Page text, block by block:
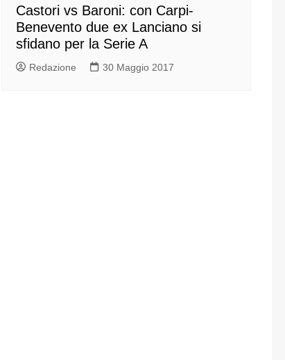
Castori vs Baroni: con Carpi-
Benevento due ex Lanciano si
sfidano per la Serie A
Redazione 30 Maggio 2017